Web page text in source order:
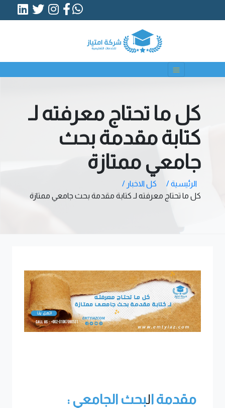
كل ما تحتاج معرفته لـ
كتابة مقدمة بحث
جامعي ممتازة
الرئيسية /
كل الاخبار /
كل ما تحتاج معرفته لـ كتابة مقدمة بحث جامعي ممتازة
مقدمة ا لبحث الجامعي :